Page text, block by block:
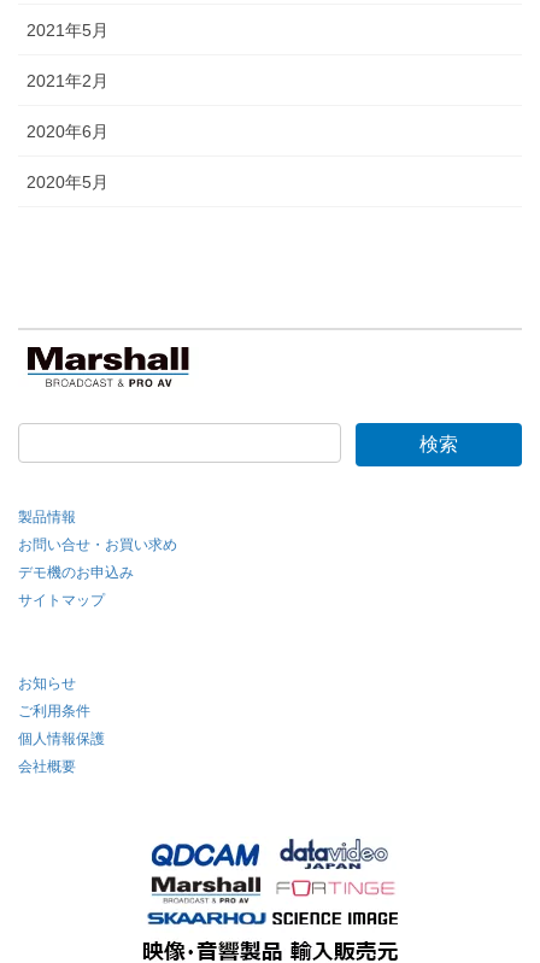
2021年5月
2021年2月
2020年6月
2020年5月
製品情報
お問い合せ・お買い求め
デモ機のお申込み
サイトマップ
お知らせ
ご利用条件
個人情報保護
会社概要